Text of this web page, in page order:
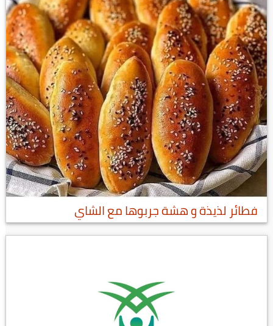
فطائر لذيذة و هشة جربوها مع الشاي